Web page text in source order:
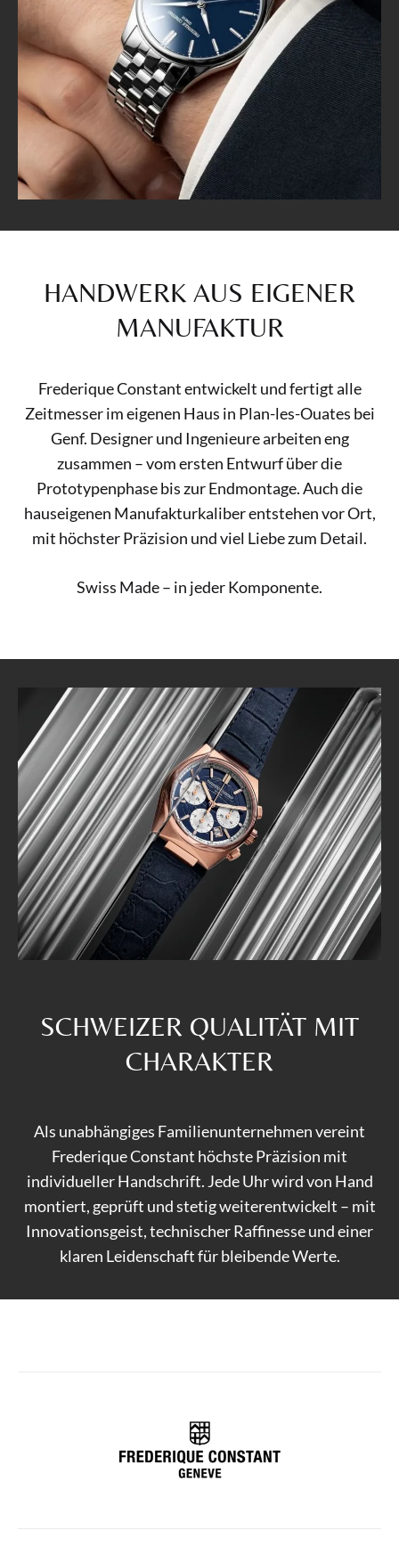
HANDWERK AUS EIGENER
MANUFAKTUR
Frederique Constant entwickelt und fertigt alle
Zeitmesser im eigenen Haus in Plan-les-Ouates bei
Genf. Designer und Ingenieure arbeiten eng
zusammen – vom ersten Entwurf über die
Prototypenphase bis zur Endmontage. Auch die
hauseigenen Manufakturkaliber entstehen vor Ort,
mit höchster Präzision und viel Liebe zum Detail.
Swiss Made – in jeder Komponente.
SCHWEIZER QUALITÄT MIT
CHARAKTER
Als unabhängiges Familienunternehmen vereint
Frederique Constant höchste Präzision mit
individueller Handschrift. Jede Uhr wird von Hand
montiert, geprüft und stetig weiterentwickelt – mit
Innovationsgeist, technischer Raffinesse und einer
klaren Leidenschaft für bleibende Werte.